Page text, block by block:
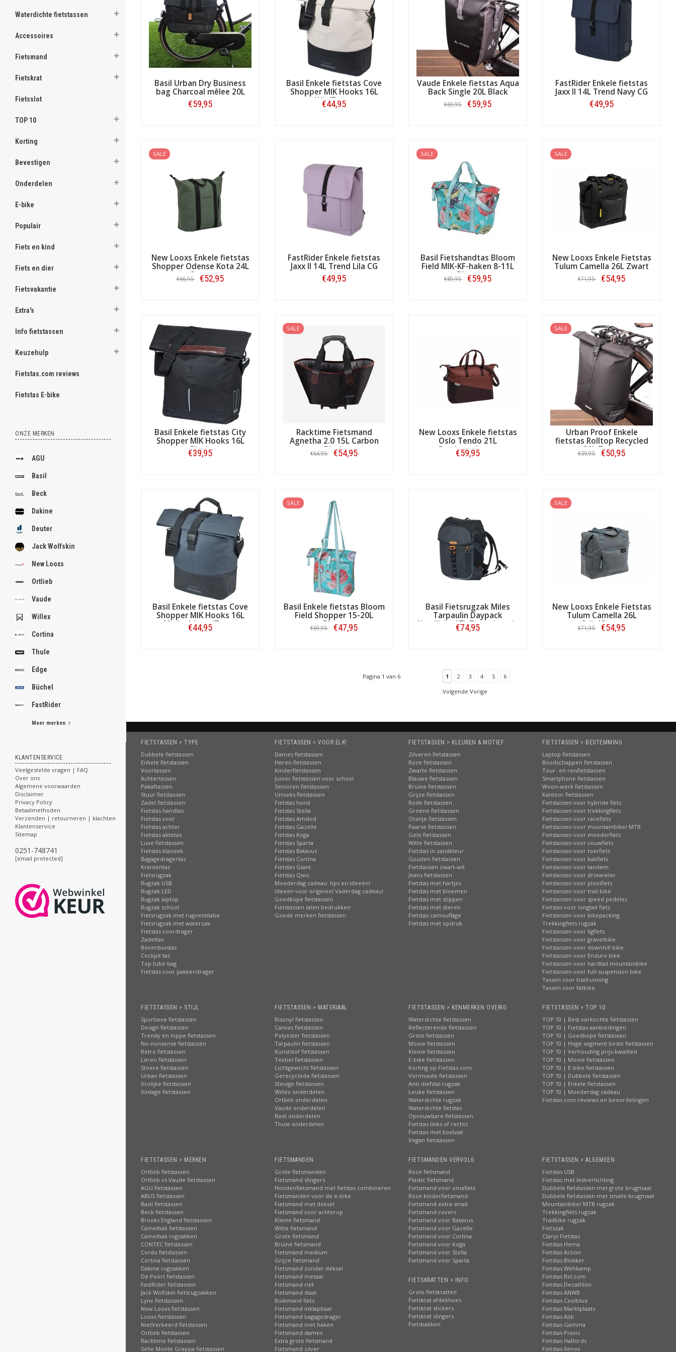
Waterdichte fietstassen
Accessoires
Fietsmand
Fietskrat
Fietsslot
TOP 10
Korting
Bevestigen
Onderdelen
E-bike
Populair
Fiets en kind
Fiets en dier
Fietsvakantie
Extra's
Info fietstassen
Keuzehulp
Fietstas.com reviews
Fietstas E-bike
ONZE MERKEN
AGU
Basil
Beck
Dakine
Deuter
Jack Wolfskin
New Looxs
Ortlieb
Vaude
Willex
Cortina
Thule
Edge
Büchel
FastRider
Meer merken
KLANTENSERVICE
Veelgestelde vragen | FAQ
Over ons
Algemene voorwaarden
Disclaimer
Privacy Policy
Betaalmethoden
Verzenden | retourneren | klachten
Klantenservice
Sitemap
0251-748741
[email protected]
.
.
.
.
.
.
.
.
.
.
Betrouwbare levering:via PostNL
Uitstekende serviceen online bereikbaarheid
Beste reviews:uitstekende waardering van onze klanten
Riant assortiment:
elk merk, elk type fietstas!
Basil Urban Dry Business
bag Charcoal mêlee 20L
€59,95
Basil Enkele fietstas Cove
Shopper MIK Hooks 16L
Wit/Zwart
€44,95
Vaude Enkele fietstas Aqua
Back Single 20L Black
€69,95 €59,95
FastRider Enkele fietstas
Jaxx II 14L Trend Navy CG
€49,95
SALE
New Looxs Enkele fietstas
Shopper Odense Kota 24L
Green
€66,95 €52,95
FastRider Enkele fietstas
Jaxx II 14L Trend Lila CG
€49,95
SALE
Basil Fietshandtas Bloom
Field MIK-KF-haken 8-11L
Blauw
€89,95 €59,95
SALE
New Looxs Enkele Fietstas
Tulum Camella 26L Zwart
€71,95 €54,95
Basil Enkele fietstas City
Shopper MIK Hooks 16L
Black
€39,95
SALE
Racktime Fietsmand
Agnetha 2.0 15L Carbon
Black
€64,95 €54,95
New Looxs Enkele fietstas
Oslo Tendo 21L
Bordeaux/roest
€59,95
SALE
Urban Proof Enkele
fietstas Rolltop Recycled
20L Zwart
€59,95 €50,95
Basil Enkele fietstas Cove
Shopper MIK Hooks 16L
Marineblauw/Zwart
€44,95
SALE
Basil Enkele fietstas Bloom
Field Shopper 15-20L
Blauw
€69,95 €47,95
Basil Fietsrugzak Miles
Tarpaulin Daypack
Nordlicht 17L Zwart/oranje
€74,95
SALE
New Looxs Enkele Fietstas
Tulum Camella 26L
Grijs/Groen
€71,95 €54,95
Pagina 1 van 6 1 2 3 4 5
6
Volgende Vorige
FIETSTASSEN > TYPE
Dubbele fietstassen
Enkele fietstassen
Voortassen
Achtertassen
Pakaftassen
Stuur fietstassen
Zadel fietstassen
Fietstas handtas
Fietstas voor
Fietstas achter
Fietstas aktetas
Luxe fietstassen
Fietstas klassiek
Bagagedragertas
Krantentas
Fietsrugzak
Rugzak USB
Rugzak LED
Rugzak laptop
Rugzak school
Fietsrugzak met rugventilatie
Fietsrugzak met waterzak
Fietstas voordrager
Zadeltas
Bovenbuistas
Cockpit tas
Top tube bag
Fietstas voor pakkendrager
FIETSTASSEN > VOOR ELK!
Dames fietstassen
Heren fietstassen
Kinderfietstassen
Junior fietstassen voor school
Senioren fietstassen
Uniseks fietstassen
Fietstas hond
Fietstas Stella
Fietstas Amslod
Fietstas Gazelle
Fietstas Koga
Fietstas Sparta
Fietstas Batavus
Fietstas Cortina
Fietstas Giant
Fietstas Qwic
Moederdag cadeau: tips en ideeën!
Ideeën voor origineel Vaderdag cadeau!
Goedkope fietstassen
Fietstassen laten bedrukken
Goede merken fietstassen
FIETSTASSEN > KLEUREN & MOTIEF
Zilveren fietstassen
Roze fietstassen
Zwarte fietstassen
Blauwe fietstassen
Bruine fietstassen
Grijze fietstassen
Rode fietstassen
Groene fietstassen
Oranje fietstassen
Paarse fietstassen
Gele fietstassen
Witte fietstassen
Fietstas in zandkleur
Gouden fietstassen
Fietstassen zwart-wit
Jeans fietstassen
Fietstas met hartjes
Fietstas met bloemen
Fietstas met stippen
Fietstas met dieren
Fietstas camouflage
Fietstas met opdruk
FIETSTASSEN > BESTEMMING
Laptop fietstassen
Boodschappen fietstassen
Tour- en reisfietstassen
Smartphone fietstassen
Woon-werk fietstassen
Kantoor fietstassen
Fietstassen voor hybride fiets
Fietstassen voor trekkingfiets
Fietstassen voor racefiets
Fietstassen voor mountainbike/ MTB
Fietstassen voor moederfiets
Fietstassen voor vouwfiets
Fietstassen voor toerfiets
Fietstassen voor bakfiets
Fietstassen voor tandem
Fietstassen voor driewieler
Fietstassen voor plooifiets
Fietstassen voor trail bike
Fietstassen voor speed pedelec
Fietstas voor longtail fiets
Fietstassen voor bikepacking
Trekkingfiets rugzak
Fietstassen voor ligfiets
Fietstassen voor gravelbike
Fietstassen voor downhill bike
Fietstassen voor Enduro bike
Fietstassen voor hardtail mountainbike
Fietstassen voor full-suspension bike
Tassen voor trailrunning
Tassen voor fatbike
FIETSTASSEN > STIJL
Sportieve fietstassen
Design fietstassen
Trendy en hippe fietstassen
No-nonsense fietstassen
Retro fietstassen
Leren fietstassen
Stoere fietstassen
Urban fietstassen
Vrolijke fietstassen
Vintage fietstassen
FIETSTASSEN > MATERIAAL
Bisonyl fietstassen
Canvas fietstassen
Polyester fietstassen
Tarpaulin fietstassen
Kunststof fietstassen
Textiel fietstassen
Lichtgewicht fietstassen
Gerecyclede fietstassen
Stevige fietstassen
Willex onderdelen
Ortlieb onderdelen
Vaude onderdelen
Basil onderdelen
Thule onderdelen
FIETSTASSEN > KENMERKEN OVERIG
Waterdichte fietstassen
Reflecterende fietstassen
Grote fietstassen
Mooie fietstassen
Kleine fietstassen
E-bike fietstassen
Korting op Fietstas.com
Vormvaste fietstassen
Anti-diefstal rugzak
Leuke fietstassen
Waterdichte rugzak
Waterdichte fietstas
Opvouwbare fietstassen
Fietstas links of rechts
Fietstas met koelvak
Vegan fietstassen
FIETSTASSEN > TOP 10
TOP 10 | Best verkochte fietstassen
TOP 10 | Fietstas aanbiedingen
TOP 10 | Goedkope fietstassen
TOP 10 | Hoge segment beste fietstassen
TOP 10 | Verhouding prijs-kwaliteit
TOP 10 | Mooie fietstassen
TOP 10 | E-bike fietstassen
TOP 10 | Dubbele fietstassen
TOP 10 | Enkele fietstassen
TOP 10 | Moederdag cadeau
Fietstas.com reviews en beoordelingen
FIETSTASSEN > MERKEN
Ortlieb fietstassen
Ortlieb vs Vaude fietstassen
AGU fietstassen
ABUS fietstassen
Basil fietstassen
Beck fietstassen
Brooks England fietstassen
Camelbak fietstassen
Camelbak rugzakken
CONTEC fietstassen
Cordo fietstassen
Cortina fietstassen
Dakine rugzakken
De Poort fietstassen
FastRider fietstassen
Jack Wolfskin fietsrugzakken
Lynx fietstassen
New Looxs fietstassen
Looxs fietstassen
NietVerkeerd fietstassen
Ortlieb fietstassen
Racktime fietstassen
Selle Monte Grappa fietstassen
FIETSMANDEN
Grote fietsmanden
Fietsmand slingers
Hondenfietsmand met fietstas combineren
Fietsmanden voor de e-bike
Fietsmand met deksel
Fietsmand voor achterop
Kleine fietsmand
Witte fietsmand
Grote fietsmand
Bruine fietsmand
Fietsmand medium
Grijze fietsmand
Fietsmand zonder deksel
Fietsmand metaal
Fietsmand riet
Fietsmand staal
Buikmand fiets
Fietsmand inklapbaar
Fietsmand bagagedrager
Fietsmand met haken
Fietsmand dames
Extra grote fietsmand
Fietsmand zilver
FIETSMANDEN VERVOLG
Roze fietsmand
Plastic fietsmand
Fietsmand voor omafiets
Roze kinderfietsmand
Fietsmand extra small
Fietsmand covers
Fietsmand voor Batavus
Fietsmand voor Gazelle
Fietsmand voor Cortina
Fietsmand voor Koga
Fietsmand voor Stella
Fietsmand voor Sparta
FIETSKRATTEN > INFO
Grote fietskratten
Fietskrat afdekhoes
Fietskrat stickers
Fietskrat slingers
Fietsbakken
FIETSTASSEN > ALGEMEEN
Fietstas USB
Fietstas met ledverlichting
Dubbele fietstassen met grote brugmaat
Dubbele fietstassen met smalle brugmaat
Mountainbike/ MTB rugzak
Trekkingfiets rugzak
Trailbike rugzak
Fietszak
Clarijs Fietstas
Fietstas Hema
Fietstas Action
Fietstas Blokker
Fietstas Wehkamp
Fietstas Bol.com
Fietstas Decathlon
Fietstas ANWB
Fietstas Coolblue
Fietstas Marktplaats
Fietstas Aldi
Fietstas Gamma
Fietstas Praxis
Fietstas Halfords
Fietstas Xenos